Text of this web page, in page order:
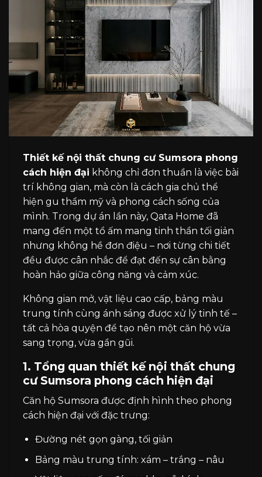
Thiết kế nội thất chung cư Sumsora phong
cách hiện đại không chỉ đơn thuần là việc bài
trí không gian, mà còn là cách gia chủ thể
hiện gu thẩm mỹ và phong cách sống của
mình. Trong dự án lần này, Qata Home đã
mang đến một tổ ấm mang tinh thần tối giản
nhưng không hề đơn điệu – nơi từng chi tiết
đều được cân nhắc để đạt đến sự cân bằng
hoàn hảo giữa công năng và cảm xúc.
Không gian mở, vật liệu cao cấp, bảng màu
trung tính cùng ánh sáng được xử lý tinh tế –
tất cả hòa quyện để tạo nên một căn hộ vừa
sang trọng, vừa gần gũi.
1. Tổng quan thiết kế nội thất chung
cư Sumsora phong cách hiện đại
Căn hộ Sumsora được định hình theo phong
cách hiện đại với đặc trưng:
Đường nét gọn gàng, tối giản
Bảng màu trung tính: xám – trắng – nâu